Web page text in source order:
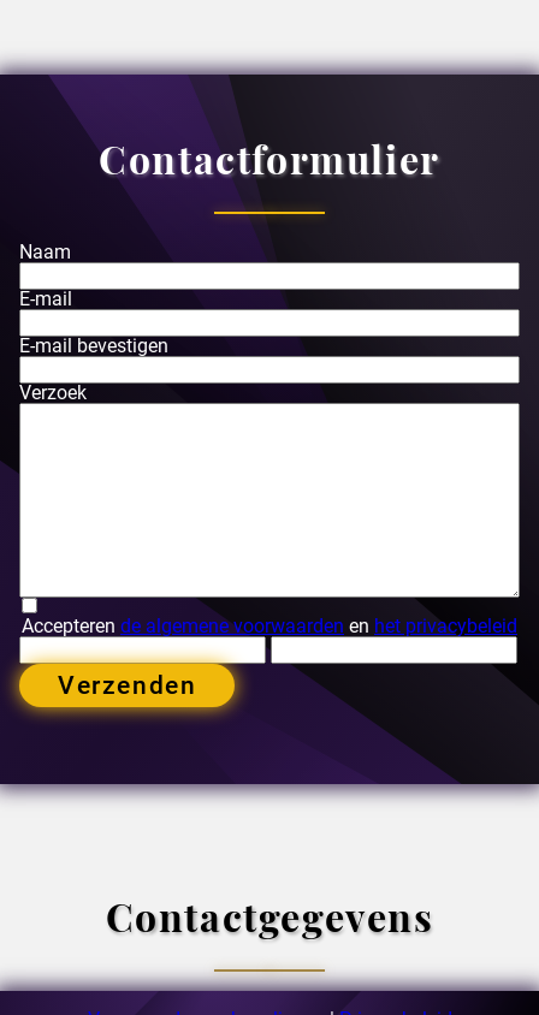
Contactformulier
Naam
E-mail
E-mail bevestigen
Verzoek
Accepteren de algemene voorwaarden en het privacybeleid
Verzenden
Contactgegevens